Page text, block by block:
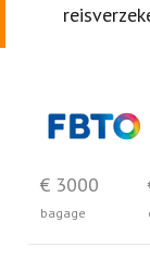
€ 3000
bagage